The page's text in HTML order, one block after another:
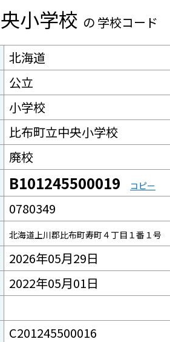
小学校 の 学校コード
北海道
公立
小学校
比布町立中央小学校
廃校
B101245500019 コピー
0780349
北海道上川郡比布町寿町４丁目１番１号
2026年05月29日
2022年05月01日
C201245500016